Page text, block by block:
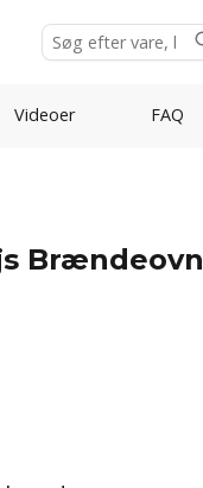
Videoer FAQ
Brændeovn